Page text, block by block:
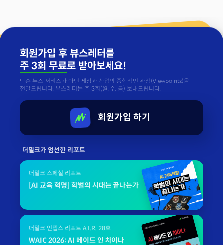
회원가입 후 뷰스레터를
주 3회 무료로 받아보세요!
단순 뉴스 서비스가 아닌 세상과 산업의 종합적인 관점(Viewpoints)을
전달드립니다. 뷰스레터는 주 3회(월, 수, 금) 보내드립니다.
회원가입 하기
더밀크가 엄선한 리포트
더밀크 스페셜 리포트
[AI 교육 혁명] 학벌의 시대는 끝나는가
더밀크 인뎁스 리포트 A.I.R. 28호
WAIC 2026: AI 메이드 인 차이나